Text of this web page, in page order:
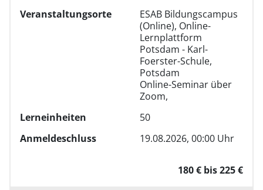
Veranstaltungsorte
ESAB Bildungscampus
(Online), Online-
Lernplattform
Potsdam - Karl-
Foerster-Schule,
Potsdam
Online-Seminar über
Zoom,
Lerneinheiten
50
Anmeldeschluss
19.08.2026, 00:00 Uhr
180 € bis 225 €